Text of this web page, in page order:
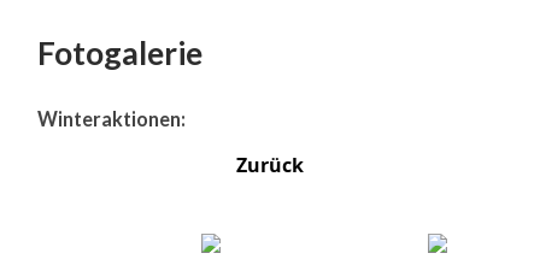
Fotogalerie
Winteraktionen:
Zurück